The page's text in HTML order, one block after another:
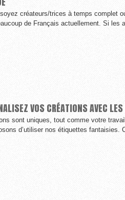
créateurs/trices à temps complet
de Français actuellement. Si les
VOS CRÉATIONS AVEC
sont uniques, tout comme votre
d’utiliser nos étiquettes fantaisies.